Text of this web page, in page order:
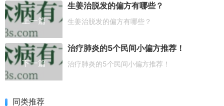
上一篇
生姜治脱发的偏方有哪些？
生姜治脱发的偏方有哪些？
下一篇
治疗肺炎的5个民间小偏方推荐！
治疗肺炎的5个民间小偏方推荐！
同类推荐